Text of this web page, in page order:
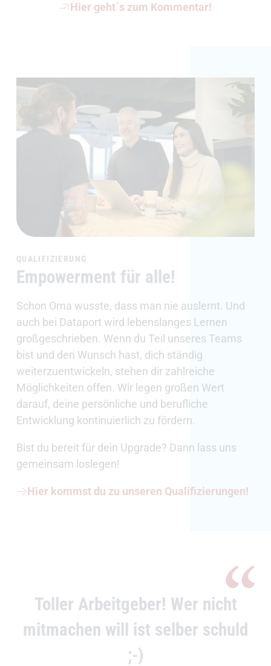
Hier geht´s zum Kommentar!
(Öffnet externen Link)
QUALIFIZIERUNG
Empowerment für alle!
Schon Oma wusste, dass man nie auslernt. Und
auch bei Dataport wird lebenslanges Lernen
großgeschrieben. Wenn du Teil unseres Teams
bist und den Wunsch hast, dich ständig
weiterzuentwickeln, stehen dir zahlreiche
Möglichkeiten offen. Wir legen großen Wert
darauf, deine persönliche und berufliche
Entwicklung kontinuierlich zu fördern.
Bist du bereit für dein Upgrade? Dann lass uns
gemeinsam loslegen!
Hier kommst du zu unseren Qualifizierungen!
Toller Arbeitgeber! Wer nicht
mitmachen will ist selber schuld
;-)